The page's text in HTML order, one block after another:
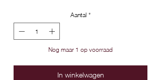
Aantal *
Nog maar 1 op voorraad
In winkelwagen